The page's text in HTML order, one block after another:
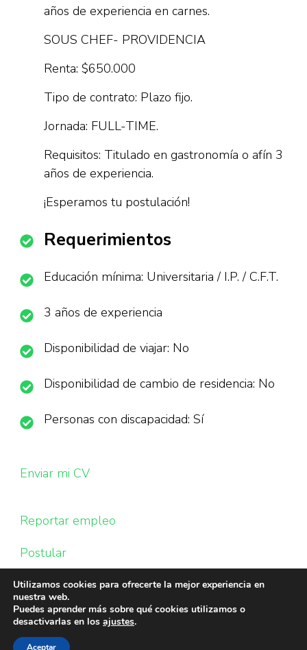
años de experiencia en carnes.
SOUS CHEF- PROVIDENCIA
Renta: $650.000
Tipo de contrato: Plazo fijo.
Jornada: FULL-TIME.
Requisitos: Titulado en gastronomía o afín 3
años de experiencia.
¡Esperamos tu postulación!
Requerimientos
Educación mínima: Universitaria / I.P. / C.F.T.
3 años de experiencia
Disponibilidad de viajar: No
Disponibilidad de cambio de residencia: No
Personas con discapacidad: Sí
Enviar mi CV
Reportar empleo
Postular
Utilizamos cookies para ofrecerte la mejor experiencia en
nuestra web.
Puedes aprender más sobre qué cookies utilizamos o
desactivarlas en los ajustes.
Aceptar